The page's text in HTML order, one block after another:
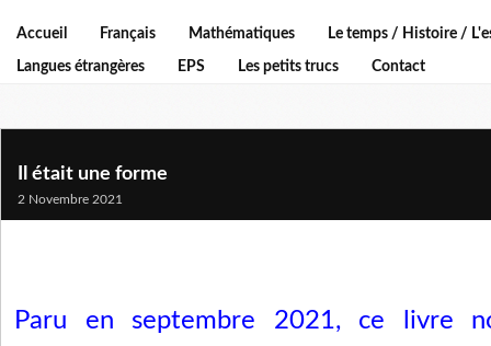
Accueil Français Mathématiques Le temps / Histoire /
Langues étrangères EPS Les petits trucs Contact
Il était une forme
2 Novembre 2021
Paru en septembre 2021, ce livre